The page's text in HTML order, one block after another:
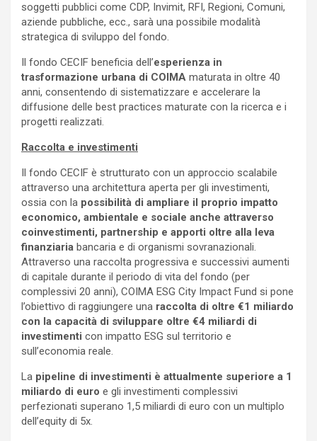
soggetti pubblici come CDP, Invimit, RFI, Regioni, Comuni,
aziende pubbliche, ecc., sarà una possibile modalità
strategica di sviluppo del fondo.
Il fondo CECIF beneficia dell’esperienza in
trasformazione urbana di COIMA maturata in oltre 40
anni, consentendo di sistematizzare e accelerare la
diffusione delle best practices maturate con la ricerca e i
progetti realizzati.
Raccolta e investimenti
Il fondo CECIF è strutturato con un approccio scalabile
attraverso una architettura aperta per gli investimenti,
ossia con la possibilità di ampliare il proprio impatto
economico, ambientale e sociale anche attraverso
coinvestimenti, partnership e apporti oltre alla leva
finanziaria bancaria e di organismi sovranazionali.
Attraverso una raccolta progressiva e successivi aumenti
di capitale durante il periodo di vita del fondo (per
complessivi 20 anni), COIMA ESG City Impact Fund si pone
l’obiettivo di raggiungere una raccolta di oltre €1 miliardo
con la capacità di sviluppare oltre €4 miliardi di
investimenti con impatto ESG sul territorio e
sull’economia reale.
La pipeline di investimenti è attualmente superiore a 1
miliardo di euro e gli investimenti complessivi
perfezionati superano 1,5 miliardi di euro con un multiplo
dell’equity di 5x.